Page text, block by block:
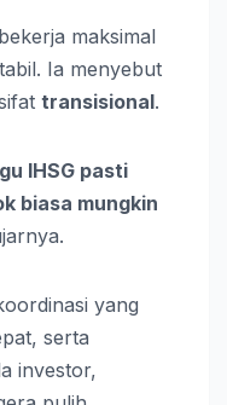
maksimal
Ia menyebut
transisional.
IHSG pasti
biasa mungkin
yang
serta
investor,